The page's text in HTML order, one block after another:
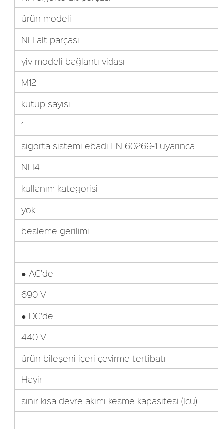
ürün modeli
NH alt parçası
yiv modeli bağlantı vidası
M12
kutup sayısı
1
sigorta sistemi ebadı EN 60269-1 uyarınca
NH4
kullanım kategorisi
yok
besleme gerilimi
● AC'de
690 V
● DC'de
440 V
ürün bileşeni içeri çevirme tertibatı
Hayir
sınır kısa devre akımı kesme kapasitesi (Icu)